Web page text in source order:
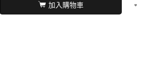
加入購物車
2021 WEBDESIGN